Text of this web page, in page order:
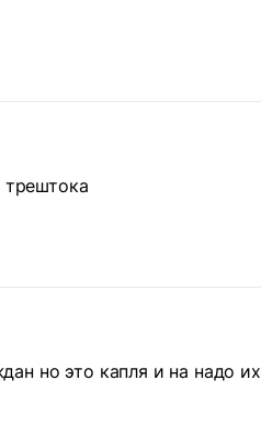
но это капля и на надо их